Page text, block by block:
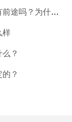
为什么待遇那么高
样
？
？